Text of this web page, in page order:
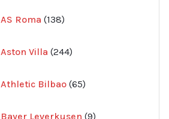
AS Roma 138
produkter
Aston Villa 244
produkter
Athletic Bilbao 65
produkter
Bayer Leverkusen 9